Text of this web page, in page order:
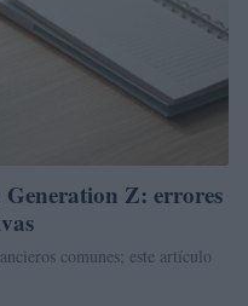
Generation Z: errores
comunes; este artículo